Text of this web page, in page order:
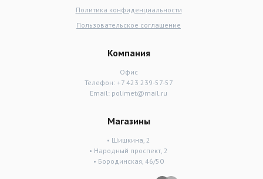
Политика конфиденциальности
Пользовательское соглашение
Компания
Офис
Телефон: +7 423 239-57-57
Email: polimet@mail.ru
Магазины
• Шишкина, 2
• Народный проспект, 2
• Бородинская, 46/50